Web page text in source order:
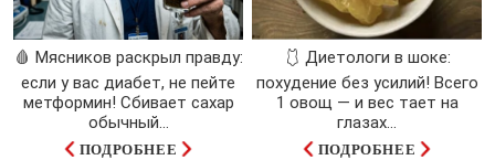
🩸 Мясников раскрыл правду:
если у вас диабет, не пейте
метформин! Сбивает сахар
обычный...
ПОДРОБНЕЕ
🩱 Диетологи в шоке:
похудение без усилий! Всего
1 овощ — и вес тает на
глазах…
ПОДРОБНЕЕ